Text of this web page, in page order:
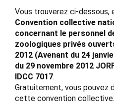
Vous trouverez ci-dessous,
Convention collective
concernant le personnel
zoologiques privés
2012 (Avenant du 24
du 29 novembre 2012
IDCC 7017.
Gratuitement, vous pouvez
cette convention collective.